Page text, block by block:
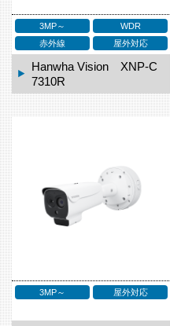
3MP～
WDR
赤外線
屋外対応
Hanwha Vision XNP-C
7310R
3MP～ 屋外対応